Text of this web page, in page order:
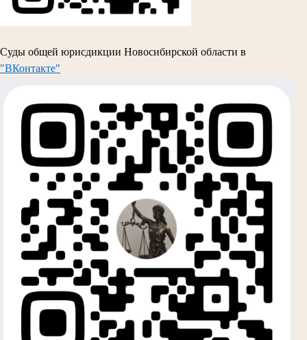
Суды общей юрисдикции Новосибирской области в
"ВКонтакте"